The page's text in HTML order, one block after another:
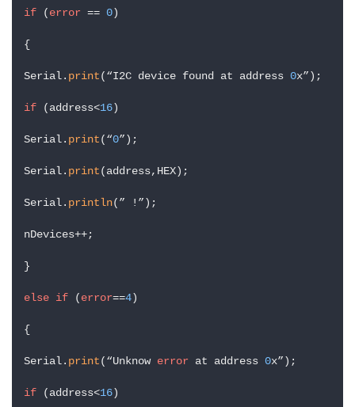
if (error == 0)
{
Serial. print(“I2C device found at address 0x”);
if (address<16)
Serial. print(“0”);
Serial. print(address,HEX);
Serial. println(” !”);
nDevices++;
}
else if (error==4)
{
Serial. print(“Unknow error at address 0x”);
if (address<16)